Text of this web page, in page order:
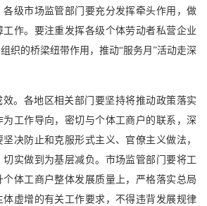
级市场监管部门要充分发挥牵头作用，做
作。要注重发挥各级个体劳动者私营企业
织的桥梁纽带作用，推动“服务月”活动走深
效。各地区相关部门要坚持将推动政策落实
工作导向，密切与个体工商户的联系，深
决防止和克服形式主义、官僚主义做法，
实做到为基层减负。市场监管部门要将工
体工商户整体发展质量上，严格落实总局
体虚增的有关工作要求，不得违背发展规律